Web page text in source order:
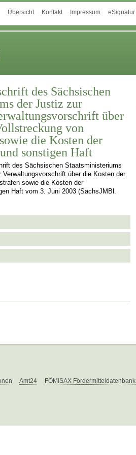
Übersicht Kontakt Impressum eSignatur
des Sächsischen
der Justiz zur
über
von
die Kosten der
sonstigen Haft
des Sächsischen Staatsministeriums
über die Kosten der
sowie die Kosten der
Haft vom 3. Juni 2003 (SächsJMBl.
Amt24 FÖMISAX Fördermitteldatenbank